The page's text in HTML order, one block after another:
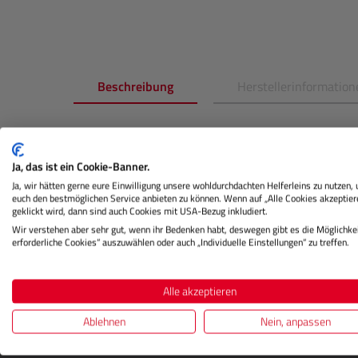
Beschreibung
(Storm Gray)"
Dieser hochwertige Papierhintergrund für
Oberfläche, die ideal zur Erstellung von
Produktfotografie und viele weiteren
Ja, das ist ein Cookie-Banner.
Ja, wir hätten gerne eure Einwilligung unsere wohldurchdachten Helferleins zu nutzen,
euch den bestmöglichen Service anbieten zu können. Wenn auf „Alle Cookies
geklickt wird, dann sind auch Cookies mit USA-Bezug inkludiert.
Wir verstehen aber sehr gut, wenn ihr Bedenken habt, deswegen gibt es die
erforderliche Cookies“ auszuwählen oder auch „Individuelle Einstellungen“ zu treffen.
Alle akzeptieren
Ablehnen
Nein, anpassen